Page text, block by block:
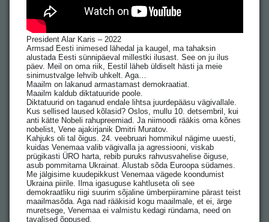
President Alar Karis – 2022
Armsad Eesti inimesed lähedal ja kaugel, ma tahaksin
alustada Eesti sünnipäeval millestki ilusast. See on ju ilus
päev. Meil on oma riik, Eestil läheb üldiselt hästi ja meie
sinimustvalge lehvib uhkelt. Aga…
Maailm on lakanud armastamast demokraatiat.
Maailm kaldub diktatuuride poole.
Diktatuurid on taganud endale lihtsa juurdepääsu vägivallale.
Kus sellised laused kõlasid? Oslos, mullu 10. detsembril, kui
anti kätte Nobeli rahupreemiad. Ja niimoodi rääkis oma kõnes
nobelist, Vene ajakirjanik Dmitri Muratov.
Kahjuks oli tal õigus. 24. veebruari hommikul nägime uuesti,
kuidas Venemaa valib vägivalla ja agressiooni, viskab
prügikasti ÜRO harta, rebib puruks rahvusvahelise õiguse,
asub pommitama Ukrainat. Alustab sõda Euroopa südames.
Me jälgisime kuudepikkust Venemaa vägede koondumist
Ukraina piirile. Ilma igasuguse kahtluseta oli see
demokraatliku riigi suurim sõjaline ümberpiiramine pärast teist
maailmasõda. Aga nad rääkisid kogu maailmale, et ei, ärge
muretsege, Venemaa ei valmistu kedagi ründama, need on
tavalised õppused.